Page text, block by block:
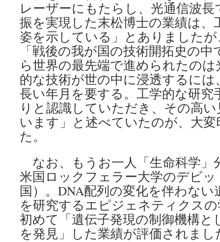
レーザーにもたらし、光通信波
振を実現した末松博士の業績は、
姿を示している」とありました
「戦後の我が国の技術開拓史の
ら世界の最先端で進められたの
的な技術が世の中に浸透するに
長い年月を要する。工学的な研
りと認識していただき、その高
います」と述べていたのが、大
た。
なお、もうお一人「生命科学」
米国ロックフェラー大学のデビ
国）。DNA配列の変化を伴わない
を研究するエピジェネティクス
初めて「遺伝子発現の制御機構
を発見」した業績が評価されまし